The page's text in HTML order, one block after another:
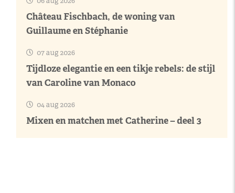
Château Fischbach, de woning van
Guillaume en Stéphanie
07 aug 2026
Tijdloze elegantie en een tikje rebels: de stijl
van Caroline van Monaco
04 aug 2026
Mixen en matchen met Catherine – deel 3